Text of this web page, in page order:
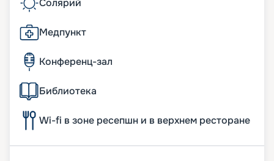
Солярий
Медпункт
Конференц-зал
Библиотека
Wi-fi в зоне ресепшн и в верхнем ресторане